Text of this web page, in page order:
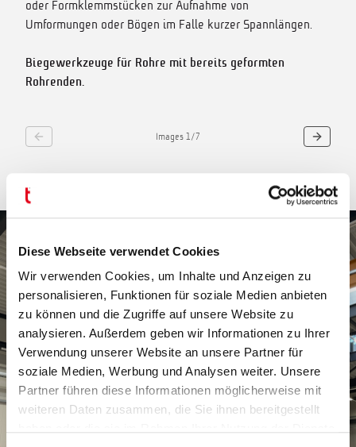
Diese Webseite verwendet Cookies
Wir verwenden Cookies, um Inhalte und Anzeigen zu
personalisieren, Funktionen für soziale Medien anbieten
zu können und die Zugriffe auf unsere Website zu
analysieren. Außerdem geben wir Informationen zu Ihrer
Verwendung unserer Website an unsere Partner für
soziale Medien, Werbung und Analysen weiter. Unsere
Partner führen diese Informationen möglicherweise mit
weiteren Daten zusammen, die Sie ihnen bereitgestellt
oder Formklemmstücken zur Aufnahme von
Umformungen oder Bögen im Falle kurzer Spannlängen.
Biegewerkzeuge für Rohre mit bereits geformten
Rohrenden.
Images1/7